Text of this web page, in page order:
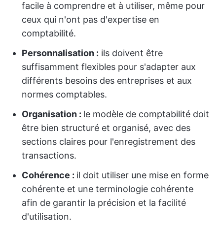
facile à comprendre et à utiliser, même pour
ceux qui n'ont pas d'expertise en
comptabilité.
Personnalisation : ils doivent être
suffisamment flexibles pour s'adapter aux
différents besoins des entreprises et aux
normes comptables.
Organisation : le modèle de comptabilité doit
être bien structuré et organisé, avec des
sections claires pour l'enregistrement des
transactions.
Cohérence : il doit utiliser une mise en forme
cohérente et une terminologie cohérente
afin de garantir la précision et la facilité
d'utilisation.